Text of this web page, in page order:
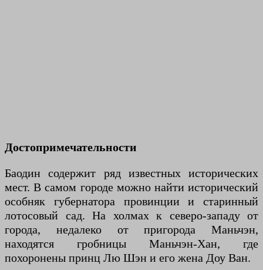
Достопримечательности
Баодин содержит ряд известных исторических
мест. В самом городе можно найти исторический
особняк губернатора провинции и старинный
лотосовый сад. На холмах к северо-западу от
города, недалеко от пригорода Маньчэн,
находятся гробницы Маньчэн-Хан, где
похоронены принц Лю Шэн и его жена Доу Ван.